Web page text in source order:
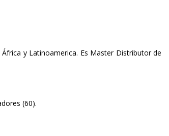
y Latinoamerica. Es Master Distributor de
(60).